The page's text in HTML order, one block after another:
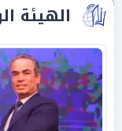
الهيئة